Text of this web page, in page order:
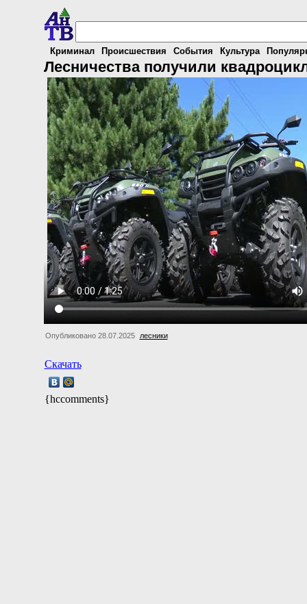
Криминал Происшествия События Культура
Лесничества получили
Опубликовано 28.07.2025 лесники
Скачать
{hccomments}